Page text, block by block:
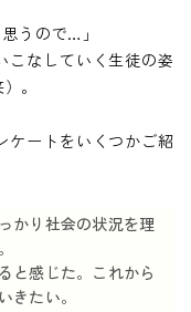
うので…」
こなしていく生徒の姿
。
ケートをいくつかご紹
かり社会の状況を理
と感じた。これから
きたい。